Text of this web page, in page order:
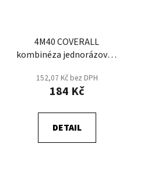
4M40 COVERALL
kombinéza jednorázová -
152,07 Kč bez DPH
184 Kč
DETAIL